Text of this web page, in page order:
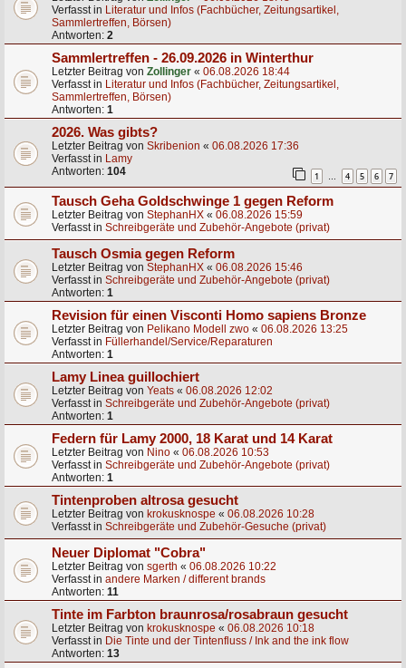
Verfasst in Literatur und Infos (Fachbücher, Zeitungsartikel,
Sammlertreffen, Börsen)
Antworten: 2
Sammlertreffen - 26.09.2026 in Winterthur
Letzter Beitrag von Zollinger « 06.08.2026 18:44
Verfasst in Literatur und Infos (Fachbücher, Zeitungsartikel,
Sammlertreffen, Börsen)
Antworten: 1
2026. Was gibts?
Letzter Beitrag von Skribenion « 06.08.2026 17:36
Verfasst in Lamy
Antworten: 104 1 4 5 6 7
Tausch Geha Goldschwinge 1 gegen Reform
Letzter Beitrag von StephanHX « 06.08.2026 15:59
Verfasst in Schreibgeräte und Zubehör-Angebote (privat)
Tausch Osmia gegen Reform
Letzter Beitrag von StephanHX « 06.08.2026 15:46
Verfasst in Schreibgeräte und Zubehör-Angebote (privat)
Antworten: 1
Revision für einen Visconti Homo sapiens Bronze
Letzter Beitrag von Pelikano Modell zwo « 06.08.2026 13:25
Verfasst in Füllerhandel/Service/Reparaturen
Antworten: 1
Lamy Linea guillochiert
Letzter Beitrag von Yeats « 06.08.2026 12:02
Verfasst in Schreibgeräte und Zubehör-Angebote (privat)
Antworten: 1
Federn für Lamy 2000, 18 Karat und 14 Karat
Letzter Beitrag von Nino « 06.08.2026 10:53
Verfasst in Schreibgeräte und Zubehör-Angebote (privat)
Antworten: 1
Tintenproben altrosa gesucht
Letzter Beitrag von krokusknospe « 06.08.2026 10:28
Verfasst in Schreibgeräte und Zubehör-Gesuche (privat)
Neuer Diplomat "Cobra"
Letzter Beitrag von sgerth « 06.08.2026 10:22
Verfasst in andere Marken / different brands
Antworten: 11
Tinte im Farbton braunrosa/rosabraun gesucht
Letzter Beitrag von krokusknospe « 06.08.2026 10:18
Verfasst in Die Tinte und der Tintenfluss / Ink and the ink flow
Antworten: 13